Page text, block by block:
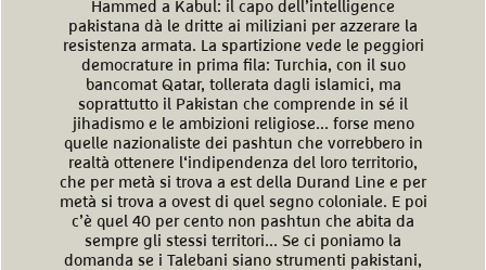
Hammed a Kabul: il capo dell’intelligence
pakistana dà le dritte ai miliziani per azzerare la
resistenza armata. La spartizione vede le peggiori
democrature in prima fila: Turchia, con il suo
bancomat Qatar, tollerata dagli islamici, ma
soprattutto il Pakistan che comprende in sé il
jihadismo e le ambizioni religiose... forse meno
quelle nazionaliste dei pashtun che vorrebbero in
realtà ottenere l‘indipendenza del loro territorio,
che per metà si trova a est della Durand Line e per
metà si trova a ovest di quel segno coloniale. E poi
c’è quel 40 per cento non pashtun che abita da
sempre gli stessi territori... Se ci poniamo la
domanda se i Talebani siano strumenti pakistani,